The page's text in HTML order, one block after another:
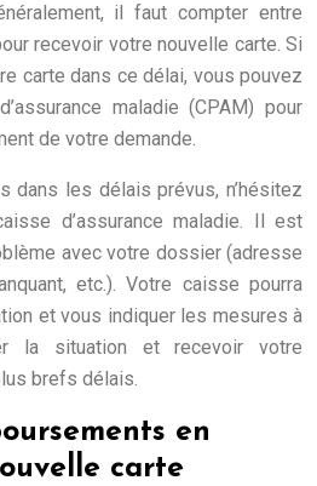
il faut compter entre
recevoir votre nouvelle carte. Si
carte dans ce délai, vous pouvez
maladie (CPAM) pour
de votre demande.
dans les délais prévus, n’hésitez
d’assurance maladie. Il est
avec votre dossier (adresse
etc.). Votre caisse pourra
et vous indiquer les mesures à
la situation et recevoir votre
brefs délais.
en
carte